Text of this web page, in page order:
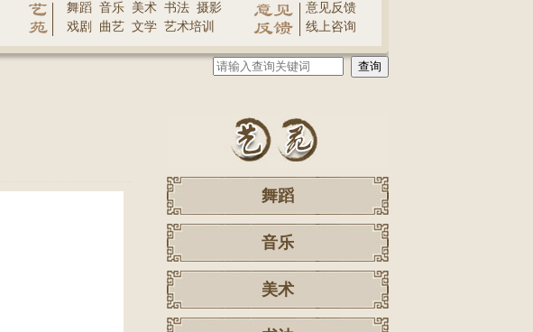
舞蹈 音乐 美术 书法 摄影
戏剧
曲艺 文学 艺术培训
意见反馈
线上咨询
舞蹈
音乐
美术